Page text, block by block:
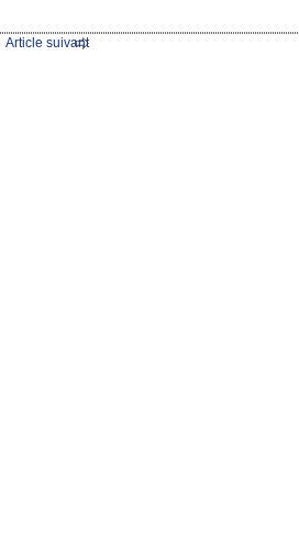
Article suivant